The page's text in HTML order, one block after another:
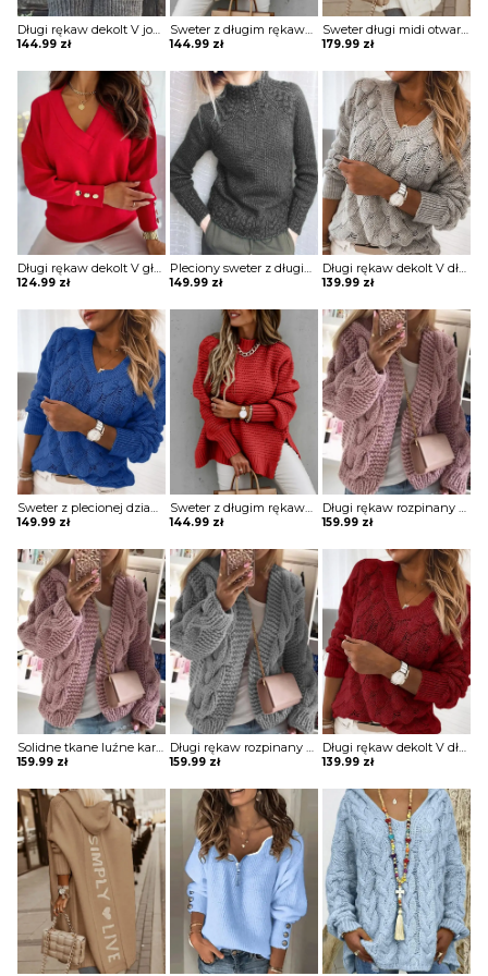
144.99 zł
Sweter z długim rękawem i luźnym rozcięciem na dole Fuensanta
144.99 zł
Sweter długi midi otwarty z kapturem długi rękaw napis z tyłu luźny szeroki kurtka płaszcz Norry
179.99 zł
Długi rękaw dekolt V głęboki wzór jednolity guziki ozdoba ściągacz casual dłuższa na co dzień elegancka bluza Grytsje
124.99 zł
Pleciony sweter z długim rękawem Panaghia
149.99 zł
Długi rękaw dekolt V dłuższy okrągły luźny bez wzoru jodełka casual jednolity do pracy jesień zima sweter Leire
139.99 zł
Sweter z plecionej dzianiny dziurami Lorain
149.99 zł
Sweter z długim rękawem i luźnym rozcięciem na dole Fuensanta
144.99 zł
Długi rękaw rozpinany krótki jodełka wzór ciepły jesień zima sweter Takae
159.99 zł
Solidne tkane luźne kardigany z dzianiny długim rękawem sweter Mahnoosh
159.99 zł
Długi rękaw rozpinany krótki jodełka wzór ciepły jesień zima sweter Takae
159.99 zł
Długi rękaw dekolt V dłuższy okrągły luźny bez wzoru jodełka casual jednolity do pracy jesień zima sweter Leire
139.99 zł